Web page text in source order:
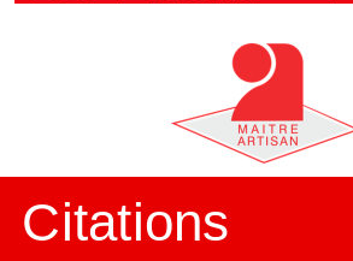
Citations